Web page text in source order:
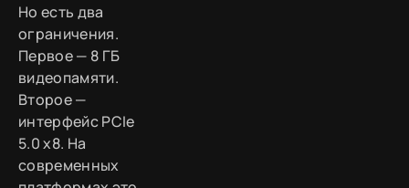
Но есть два
ограничения.
Первое — 8 ГБ
видеопамяти.
Второе —
интерфейс PCIe
5.0 x8. На
современных